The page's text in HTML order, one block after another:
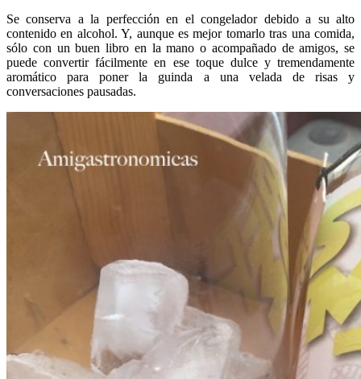
Se conserva a la perfección en el congelador debido a su alto
contenido en alcohol. Y, aunque es mejor tomarlo tras una comida,
sólo con un buen libro en la mano o acompañado de amigos, se
puede convertir fácilmente en ese toque dulce y tremendamente
aromático para poner la guinda a una velada de risas y
conversaciones pausadas.